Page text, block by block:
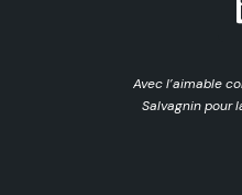
Avec l’aimable
Salvagnin pour